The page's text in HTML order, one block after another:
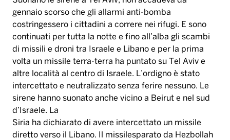
gennaio scorso che gli allarmi anti-bomba
costringessero i cittadini a correre nei rifugi. E sono
continuati per tutta la notte e fino all’alba gli scambi
di missili e droni tra Israele e Libano e per la prima
volta un missile terra-terra ha puntato su Tel Aviv e
altre località al centro di Israele. L’ordigno è stato
intercettato e neutralizzato senza ferire nessuno. Le
sirene hanno suonato anche vicino a Beirut e nel sud
d’Israele. La
Siria ha dichiarato di avere intercettato un missile
diretto verso il Libano. Il missilesparato da Hezbollah